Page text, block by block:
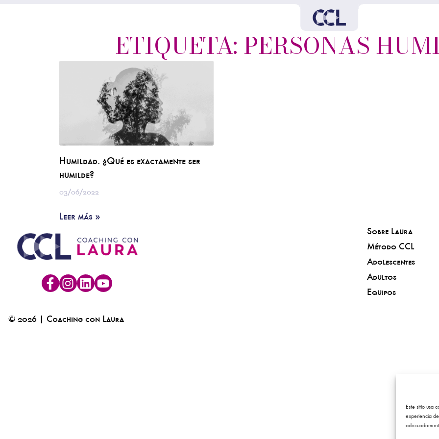
Este sitio usa
experiencia
ETIQUETA: PERSONAS
Humildad. ¿Qué es exactamente ser
humilde?
03/06/2022
Leer más »
Sobre Laura
Método CCL
Adolescentes
Adultos
Equipos
© 2026 | Coaching con Laura